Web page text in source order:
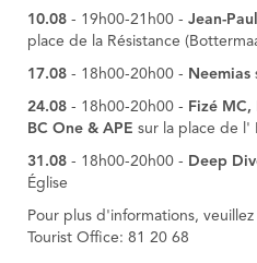
10.08 - 19h00-21h00 - Jean-
place de la Résistance
17.08 - 18h00-20h00 - Neemias
24.08 - 18h00-20h00 - Fizé
BC One & APE sur la place de l'
31.08 - 18h00-20h00 - Deep
Église
Pour plus d'informations,
Tourist Office: 81 20 68